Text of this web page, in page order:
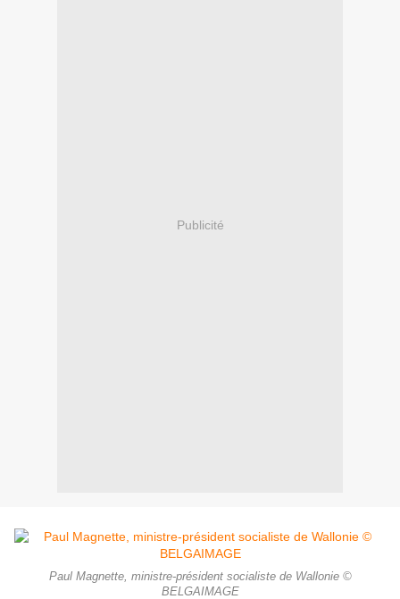
Publicité
Paul Magnette, ministre-président socialiste de Wallonie ©
BELGAIMAGE